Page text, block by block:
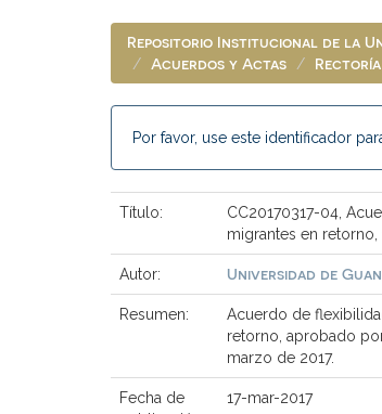
Repositorio Institucional de la
Acuerdos y Actas
Por favor, use este identificador
Título:
CC20170317-04,
migrantes en
Autor: Universidad de
Resumen:
Acuerdo de
retorno, aprobado
marzo de 2017.
Fecha de
17-mar-2017